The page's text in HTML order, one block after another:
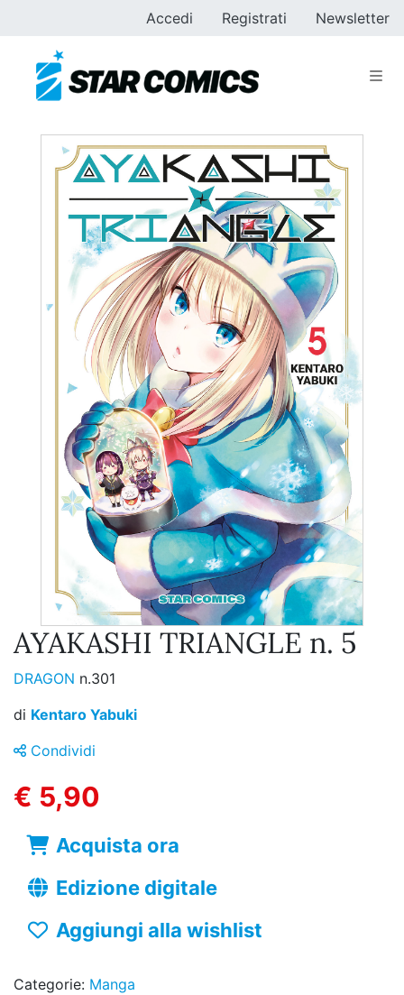
Accedi Registrati Newsletter
AYAKASHI TRIANGLE n. 5
DRAGON n.301
di Kentaro Yabuki
Condividi
€ 5,90
Acquista ora
Edizione digitale
Aggiungi alla wishlist
Categorie: Manga